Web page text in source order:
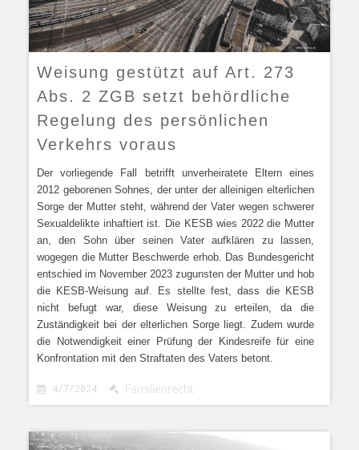
Weisung gestützt auf Art. 273
Abs. 2 ZGB setzt behördliche
Regelung des persönlichen
Verkehrs voraus
Der vorliegende Fall betrifft unverheiratete Eltern eines
2012 geborenen Sohnes, der unter der alleinigen elterlichen
Sorge der Mutter steht, während der Vater wegen schwerer
Sexualdelikte inhaftiert ist. Die KESB wies 2022 die Mutter
an, den Sohn über seinen Vater aufklären zu lassen,
wogegen die Mutter Beschwerde erhob. Das Bundesgericht
entschied im November 2023 zugunsten der Mutter und hob
die KESB-Weisung auf. Es stellte fest, dass die KESB
nicht befugt war, diese Weisung zu erteilen, da die
Zuständigkeit bei der elterlichen Sorge liegt. Zudem wurde
die Notwendigkeit einer Prüfung der Kindesreife für eine
Konfrontation mit den Straftaten des Vaters betont.
 4/7/2024  Familienrecht